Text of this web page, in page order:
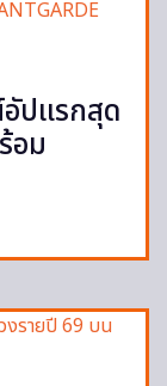
ปแรกสุด
อม